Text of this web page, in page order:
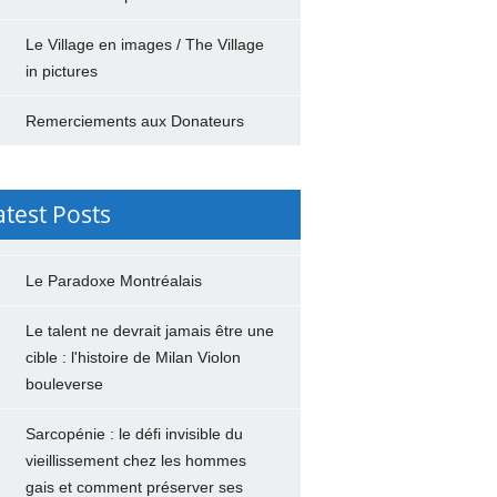
Le Village en images / The Village
in pictures
Remerciements aux Donateurs
Posts
Le Paradoxe Montréalais
Le talent ne devrait jamais être une
cible : l'histoire de Milan Violon
bouleverse
Sarcopénie : le défi invisible du
vieillissement chez les hommes
gais et comment préserver ses